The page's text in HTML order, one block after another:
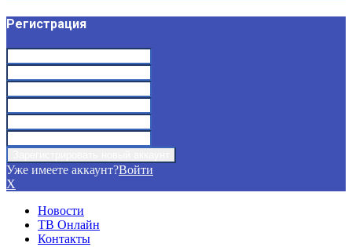
Регистрация
Уже имеете аккаунт?Войти
X
Новости
ТВ Онлайн
Контакты